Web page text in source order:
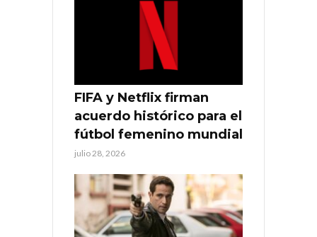
FIFA y Netflix firman
acuerdo histórico para el
fútbol femenino mundial
julio 28, 2026